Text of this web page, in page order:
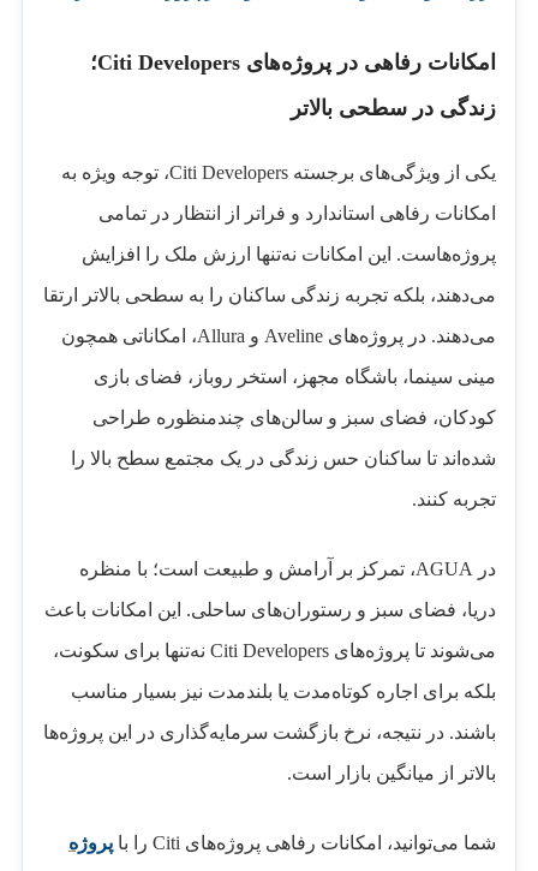
امکانات رفاهی در پروژه‌های Citi Developers؛
زندگی در سطحی بالاتر
یکی از ویژگی‌های برجسته Citi Developers، توجه ویژه به
امکانات رفاهی استاندارد و فراتر از انتظار در تمامی
پروژه‌هاست. این امکانات نه‌تنها ارزش ملک را افزایش
می‌دهند، بلکه تجربه زندگی ساکنان را به سطحی بالاتر ارتقا
می‌دهند. در پروژه‌های Aveline و Allura، امکاناتی همچون
مینی سینما، باشگاه مجهز، استخر روباز، فضای بازی
کودکان، فضای سبز و سالن‌های چندمنظوره طراحی
شده‌اند تا ساکنان حس زندگی در یک مجتمع سطح بالا را
تجربه کنند.
در AGUA، تمرکز بر آرامش و طبیعت است؛ با منظره
دریا، فضای سبز و رستوران‌های ساحلی. این امکانات باعث
می‌شوند تا پروژه‌های Citi Developers نه‌تنها برای سکونت،
بلکه برای اجاره کوتاه‌مدت یا بلندمدت نیز بسیار مناسب
باشند. در نتیجه، نرخ بازگشت سرمایه‌گذاری در این پروژه‌ها
بالاتر از میانگین بازار است.
شما می‌توانید، امکانات رفاهی پروژه‌های Citi را با
پروژه